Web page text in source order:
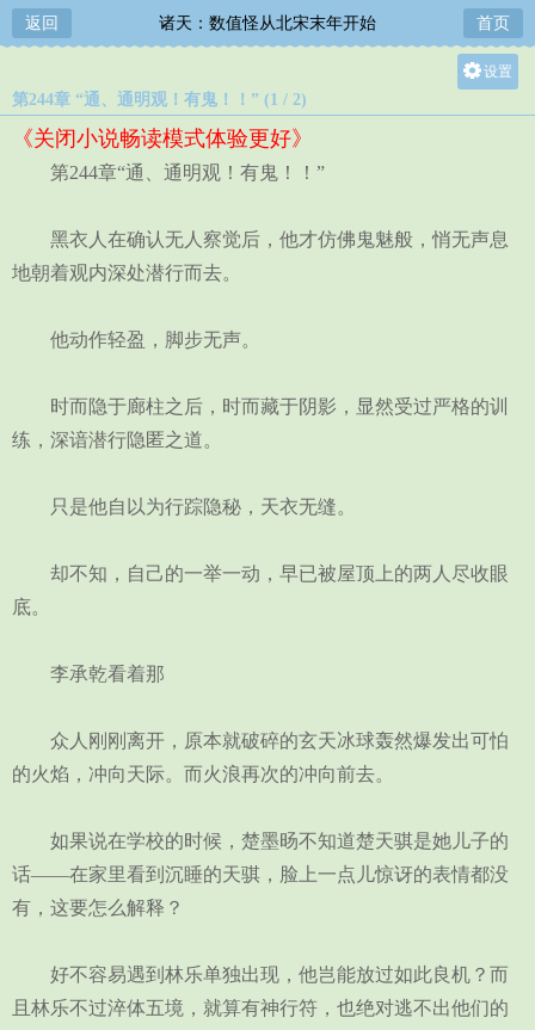
返回 诸天：数值怪从北宋末年开始 首页
设置
第244章 “通、通明观！有鬼！！” (1 / 2)
《关闭小说畅读模式体验更好》
第244章“通、通明观！有鬼！！”
黑衣人在确认无人察觉后，他才仿佛鬼魅般，悄无声息
地朝着观内深处潜行而去。
他动作轻盈，脚步无声。
时而隐于廊柱之后，时而藏于阴影，显然受过严格的训
练，深谙潜行隐匿之道。
只是他自以为行踪隐秘，天衣无缝。
却不知，自己的一举一动，早已被屋顶上的两人尽收眼
底。
李承乾看着那
众人刚刚离开，原本就破碎的玄天冰球轰然爆发出可怕
的火焰，冲向天际。而火浪再次的冲向前去。
如果说在学校的时候，楚墨旸不知道楚天骐是她儿子的
话——在家里看到沉睡的天骐，脸上一点儿惊讶的表情都没
有，这要怎么解释？
好不容易遇到林乐单独出现，他岂能放过如此良机？而
且林乐不过淬体五境，就算有神行符，也绝对逃不出他们的